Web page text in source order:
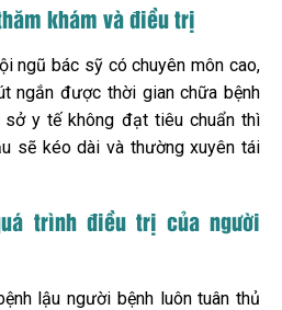
khám và điều trị
ngũ bác sỹ có chuyên môn cao,
ngắn được thời gian chữa bệnh
y tế không đạt tiêu chuẩn thì
sẽ kéo dài và thường xuyên tái
trình điều trị của người
lậu người bệnh luôn tuân thủ